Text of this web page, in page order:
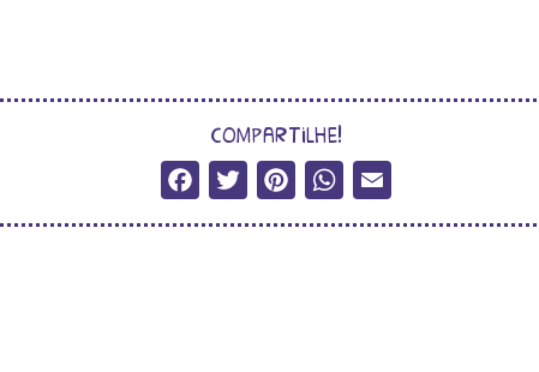
compartilhe!
Facebook
Twitter
Pinterest
WhatsApp